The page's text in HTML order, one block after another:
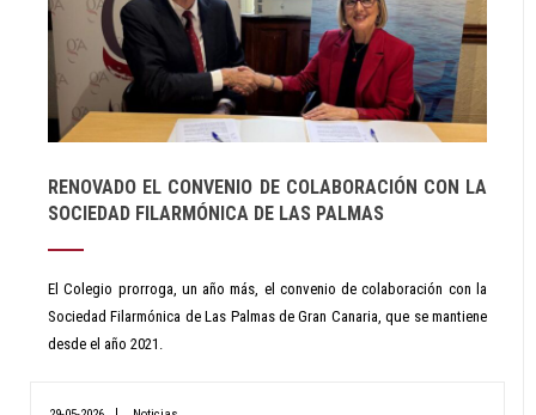
RENOVADO EL CONVENIO DE COLABORACIÓN CON LA
SOCIEDAD FILARMÓNICA DE LAS PALMAS
El Colegio prorroga, un año más, el convenio de colaboración con la
Sociedad Filarmónica de Las Palmas de Gran Canaria, que se mantiene
desde el año 2021.